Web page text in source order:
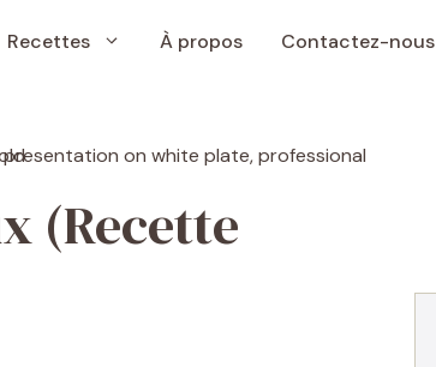
Recettes À propos Contactez-nous
(Recette